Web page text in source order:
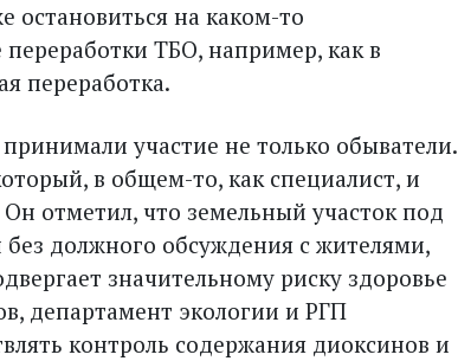
остановиться на каком-то
ТБО, например, как в
переработка.
участие не только обыватели.
в общем-то, как специалист, и
отметил, что земельный участок под
должного обсуждения с жителями,
значительному риску здоровье
департамент экологии и РГП
конт­роль содержания диоксинов и